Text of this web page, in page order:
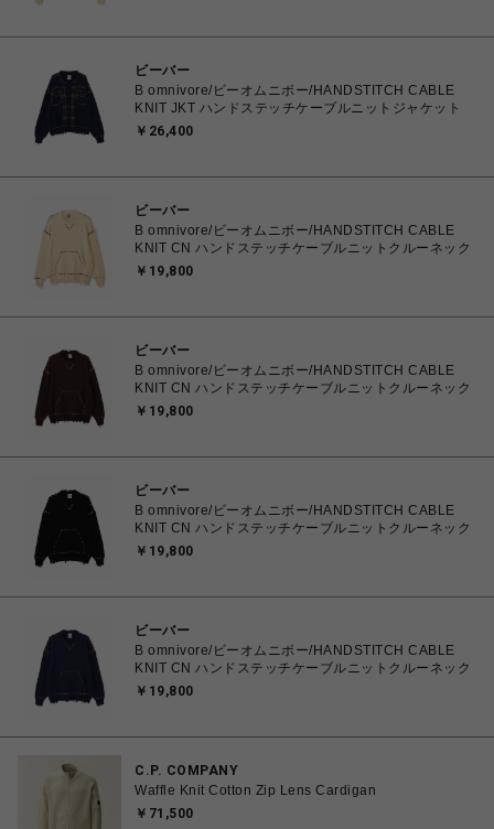
ビーバー
B omnivore/ビーオムニボー/HANDSTITCH CABLE
KNIT JKT ハンドステッチケーブルニットジャケット
￥26,400
ビーバー
B omnivore/ビーオムニボー/HANDSTITCH CABLE
KNIT CN ハンドステッチケーブルニットクルーネック
￥19,800
ビーバー
B omnivore/ビーオムニボー/HANDSTITCH CABLE
KNIT CN ハンドステッチケーブルニットクルーネック
￥19,800
ビーバー
B omnivore/ビーオムニボー/HANDSTITCH CABLE
KNIT CN ハンドステッチケーブルニットクルーネック
￥19,800
ビーバー
B omnivore/ビーオムニボー/HANDSTITCH CABLE
KNIT CN ハンドステッチケーブルニットクルーネック
￥19,800
C.P. COMPANY
Waffle Knit Cotton Zip Lens Cardigan
￥71,500